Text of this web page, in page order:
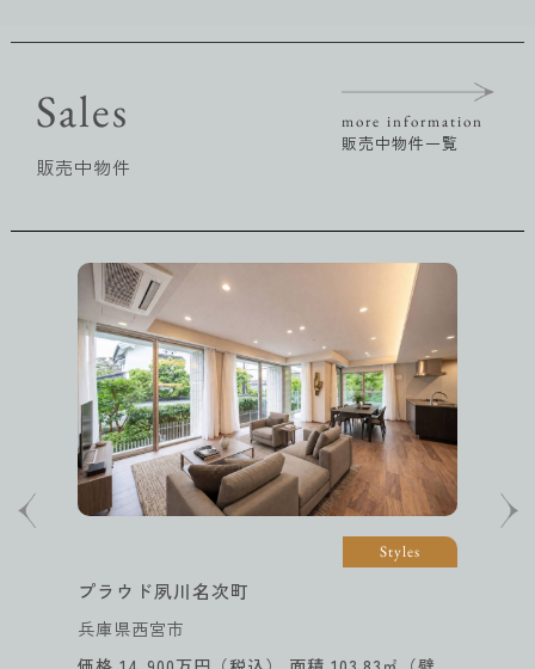
Sales
販売中物件
more information
販売中物件一覧
Styles
ライオンズマンション大阪スカイタワー
大阪府大阪市西区